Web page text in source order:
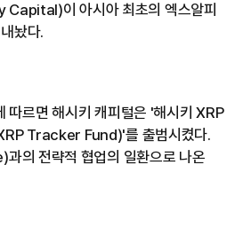
Capital)이 아시아 최초의 엑스알피
놨다.
따르면 해시키 캐피털은 '해시키 XRP
Tracker Fund)'를 출범시켰다.
의 전략적 협업의 일환으로 나온